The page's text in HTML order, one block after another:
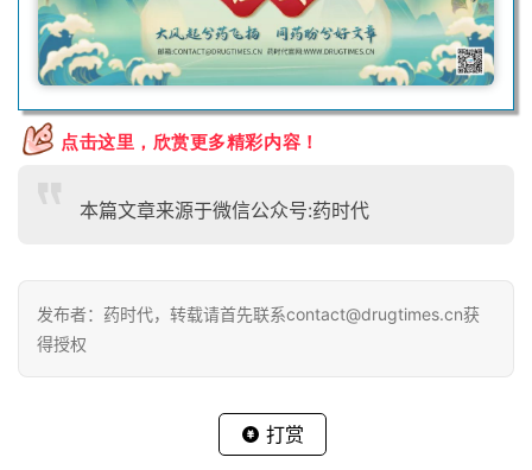
点击这里，欣赏更多精彩内容！
本篇文章来源于微信公众号:药时代
发布者：药时代，转载请首先联系contact@drugtimes.cn获
得授权
打赏